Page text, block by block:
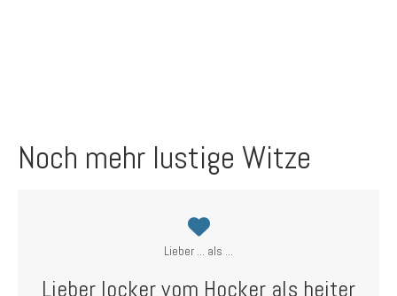
Noch mehr lustige Witze
Lieber ... als ...
Lieber locker vom Hocker als heiter